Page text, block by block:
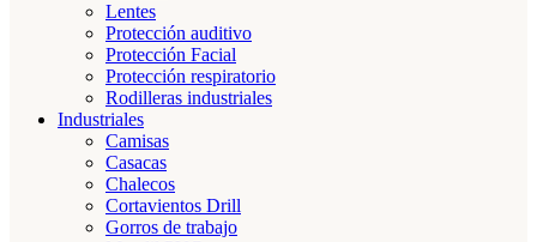
Lentes
Protección auditivo
Protección Facial
Protección respiratorio
Rodilleras industriales
Industriales
Camisas
Casacas
Chalecos
Cortavientos Drill
Gorros de trabajo